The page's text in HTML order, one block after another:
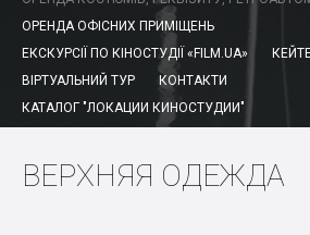
ОРЕНДА ОФІСНИХ ПРИМІЩЕНЬ
ЕКСКУРСІЇ ПО КІНОСТУДІЇ «FILM.UA»
ВІРТУАЛЬНИЙ ТУР
КОНТАКТИ
КАТАЛОГ "ЛОКАЦИИ КИНОСТУДИИ"
ВЕРХНЯЯ ОДЕЖДА